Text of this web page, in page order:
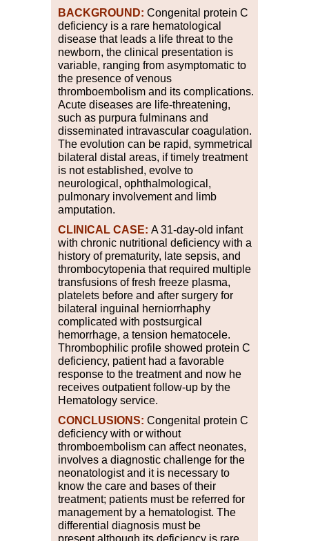
BACKGROUND: Congenital protein C
deficiency is a rare hematological
disease that leads a life threat to the
newborn, the clinical presentation is
variable, ranging from asymptomatic to
the presence of venous
thromboembolism and its complications.
Acute diseases are life-threatening,
such as purpura fulminans and
disseminated intravascular coagulation.
The evolution can be rapid, symmetrical
bilateral distal areas, if timely treatment
is not established, evolve to
neurological, ophthalmological,
pulmonary involvement and limb
amputation.
CLINICAL CASE: A 31-day-old infant
with chronic nutritional deficiency with a
history of prematurity, late sepsis, and
thrombocytopenia that required multiple
transfusions of fresh freeze plasma,
platelets before and after surgery for
bilateral inguinal herniorrhaphy
complicated with postsurgical
hemorrhage, a tension hematocele.
Thrombophilic profile showed protein C
deficiency, patient had a favorable
response to the treatment and now he
receives outpatient follow-up by the
Hematology service.
CONCLUSIONS: Congenital protein C
deficiency with or without
thromboembolism can affect neonates,
involves a diagnostic challenge for the
neonatologist and it is necessary to
know the care and bases of their
treatment; patients must be referred for
management by a hematologist. The
differential diagnosis must be
presentalthough its deficiency is rare,